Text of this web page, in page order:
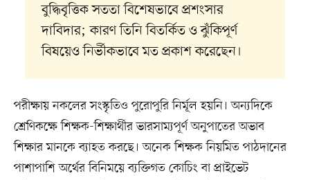
বুদ্ধিবৃত্তিক সততা বিশেষভাবে প্রশংসার
দাবিদার; কারণ তিনি বিতর্কিত ও ঝুঁকিপূর্ণ
বিষয়েও নির্ভীকভাবে মত প্রকাশ করেছেন।
পরীক্ষায় নকলের সংস্কৃতিও পুরোপুরি নির্মূল হয়নি। অন্যদিকে
শ্রেণিকক্ষে শিক্ষক-শিক্ষার্থীর ভারসাম্যপূর্ণ অনুপাতের অভাব
শিক্ষার মানকে ব্যাহত করছে। অনেক শিক্ষক নিয়মিত পাঠদানের
পাশাপাশি অর্থের বিনিময়ে ব্যক্তিগত কোচিং বা প্রাইভেট